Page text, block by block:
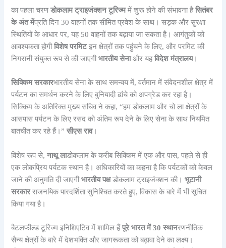
का पहला चरणडोकलाम ट्राइजंक्शन टूरिज्ममें शुरू होने की संभावना हैसितंबर
के अंत मेंप्रति दिन 30 वाहनों तक सीमित प्रवेश के साथ। सड़क और सुरक्षा
स्थितियों के आधार पर, यह 50 वाहनों तक बढ़ाया जा सकता है। आगंतुकों को
आवश्यकता होगीविशेष परमिटइन क्षेत्रों तक पहुंचने के लिए, और परमिट की
निगरानी संयुक्त रूप से की जाएगीभारतीय सेनाऔर यहविदेश मंत्रालय।
सिक्किम सरकारभारतीय सेना के साथ समन्वय में, वर्तमान में संवेदनशील क्षेत्र में
पर्यटन का समर्थन करने के लिए बुनियादी ढांचे को अपग्रेड कर रहा है।
सिक्किम के अतिरिक्त मुख्य सचिव ने कहा, “हम डोकलाम और चो ला क्षेत्रों के
आसपास पर्यटन के लिए रसद को अंतिम रूप देने के लिए सेना के साथ नियमित
बातचीत कर रहे हैं।”सीएस राव।
विशेष रूप से,नाथू लाडोकलाम के करीब सिक्किम में एक और पास, पहले से ही
एक लोकप्रिय पर्यटक स्थान है। अधिकारियों का कहना है कि पर्यटकों को केवल
जाने की अनुमति दी जाएगीभारतीय पक्षडोकलाम ट्राइजंक्शन की।भूटानी
सरकारराजनयिक पारदर्शिता सुनिश्चित करते हुए, विकास के बारे में भी सूचित
किया गया है।
बैटलफील्ड टूरिज्म इनिशिएटिव में शामिल हैंपूरे भारत में 30 स्थानरणनीतिक
सैन्य क्षेत्रों के बारे में देशभक्ति और जागरूकता को बढ़ावा देने का लक्ष्य।